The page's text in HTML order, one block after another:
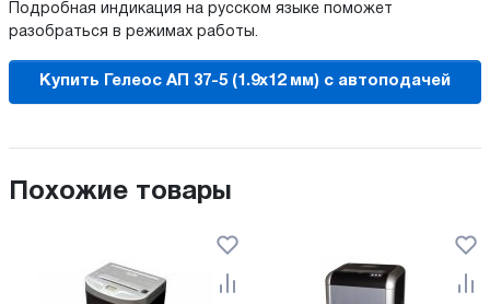
Подробная индикация на русском языке поможет
разобраться в режимах работы.
Купить Гелеос АП 37-5 (1.9x12 мм) с автоподачей
Похожие товары